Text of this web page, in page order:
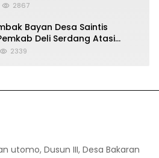
2867
Bayan Desa Saintis
Deli Serdang Atasi
2339
utomo, Dusun III, Desa Bakaran